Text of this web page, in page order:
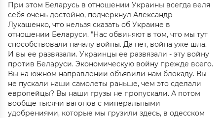
При этом Беларусь в отношении Украины всегда веля
себя очень достойно, подчеркнул Александр
Лукашенко, что нельзя сказать об Украине в
отношении Беларуси. "Нас обвиняют в том, что мы тут
способствовали началу войны. Да нет, война уже шла.
И вы ее развязали. Украинцы ее развязали - эту войну
против Беларуси. Экономическую войну прежде всего.
Вы на южном направлении объявили нам блокаду. Вы
не пускали наши самолеты раньше, чем это сделали
европейцы? Вы наши грузы не пропускали. А потом
вообще тысячи вагонов с минеральными
удобрениями, которые мы грузили здесь, в одесском